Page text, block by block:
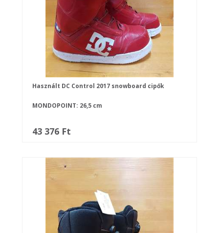
Használt DC Control 2017 snowboard cipők
MONDOPOINT: 26,5 cm
43 376 Ft